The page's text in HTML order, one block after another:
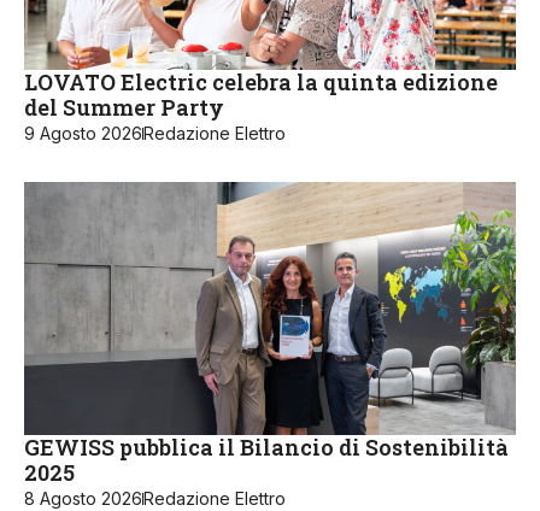
LOVATO Electric celebra la quinta edizione
del Summer Party
9 Agosto 2026Redazione Elettro
GEWISS pubblica il Bilancio di Sostenibilità
2025
8 Agosto 2026Redazione Elettro